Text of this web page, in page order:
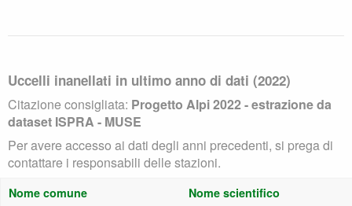
Uccelli inanellati in ultimo anno di dati (2022)
Citazione consigliata: Progetto Alpi 2022 - estrazione da
dataset ISPRA - MUSE
Per avere accesso ai dati degli anni precedenti, si prega di
contattare i responsabili delle stazioni.
Nome comune Nome scientifico